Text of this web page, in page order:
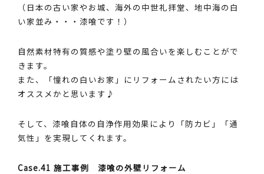
（日本の古い家やお城、海外の中世礼拝堂、地中海の白
い家並み・・・漆喰です！）
自然素材特有の質感や塗り壁の風合いを楽しむことがで
きます。
また、「憧れの白いお家」にリフォームされたい方には
オススメかと思います♪
そして、漆喰自体の自浄作用効果により「防カビ」「通
気性」を実現してくれます。
Case.41 施工事例 漆喰の外壁リフォーム